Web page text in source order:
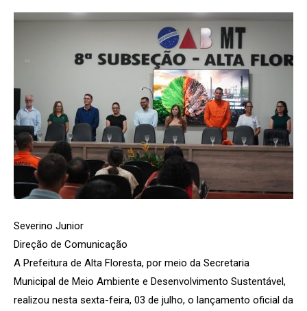
Severino Junior
Direção de Comunicação
A Prefeitura de Alta Floresta, por meio da Secretaria
Municipal de Meio Ambiente e Desenvolvimento Sustentável,
realizou nesta sexta-feira, 03 de julho, o lançamento oficial da